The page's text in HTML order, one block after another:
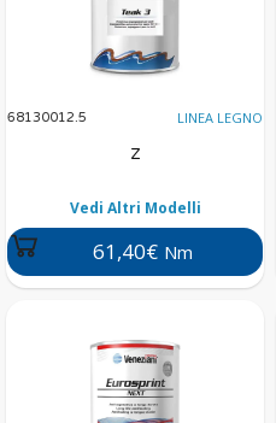
68130012.5 LINEA LEGNO
Z
Vedi Altri Modelli
61,40€ Nm